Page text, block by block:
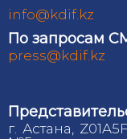
info@kdif.kz
По запросам
press@kdif.kz
г. Астана,